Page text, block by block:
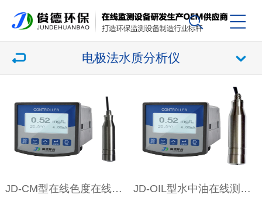
电极法水质分析仪
JD-CM型在线色度在线分析仪 JD-OIL型水中油在线测定仪